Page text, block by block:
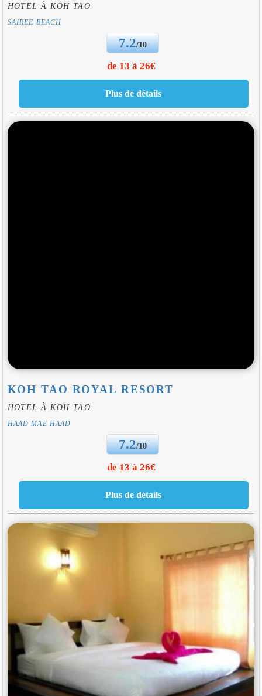
HOTEL À KOH TAO
SAIREE BEACH
7.2/10
de 13 à 26€
KOH TAO ROYAL RESORT
HOTEL À KOH TAO
HAAD MAE HAAD
7.2/10
de 13 à 26€